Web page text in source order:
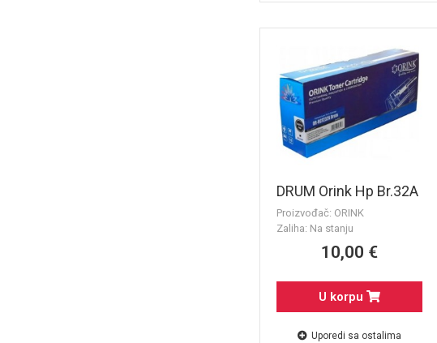
DRUM Orink Hp Br.32A
Proizvođač: ORINK
Zaliha: Na stanju
10,00 €
U korpu
Uporedi sa ostalima